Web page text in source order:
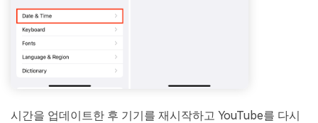
시간을 업데이트한 후 기기를 재시작하고 YouTube를 다시